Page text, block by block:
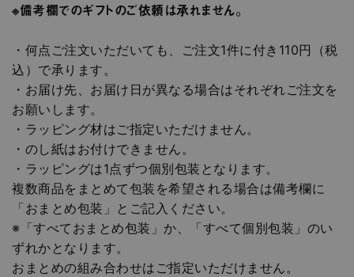
※備考欄でのギフトのご依頼は承れません。
・何点ご注文いただいても、ご注文1件に付き110円（税
込）で承ります。
・お届け先、お届け日が異なる場合はそれぞれご注文を
お願いします。
・ラッピング材はご指定いただけません。
・のし紙はお付けできません。
・ラッピングは1点ずつ個別包装となります。
複数商品をまとめて包装を希望される場合は備考欄に
「おまとめ包装」とご記入ください。
※「すべておまとめ包装」か、「すべて個別包装」のい
ずれかとなります。
おまとめの組み合わせはご指定いただけません。